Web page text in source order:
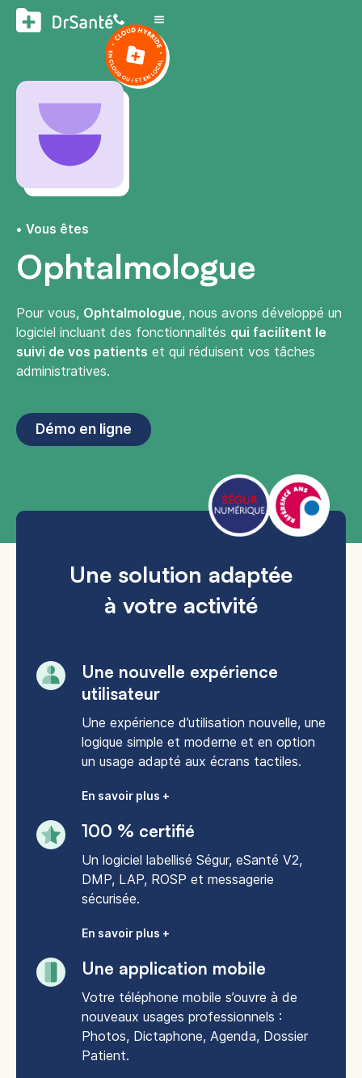
Vous êtes
Ophtalmologue
Pour vous, Ophtalmologue, nous avons développé un
logiciel incluant des fonctionnalités qui facilitent le
suivi de vos patients et qui réduisent vos tâches
administratives.
Démo en ligne
Une solution adaptée
à votre activité
Une nouvelle expérience
utilisateur​
Une expérience d’utilisation nouvelle, une
logique simple et moderne et en option
un usage adapté aux écrans tactiles.
En savoir plus +
100 % certifié
Un logiciel labellisé Ségur, eSanté V2,
DMP, LAP, ROSP et messagerie
sécurisée.
En savoir plus +
Une application mobile
Votre téléphone mobile s’ouvre à de
nouveaux usages professionnels :
Photos, Dictaphone, Agenda, Dossier
Patient.